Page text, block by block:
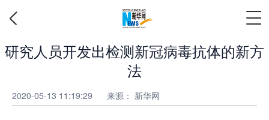
研究人员开发出检测新冠病毒抗体的新方
法
2020-05-13 11:19:29 来源： 新华网